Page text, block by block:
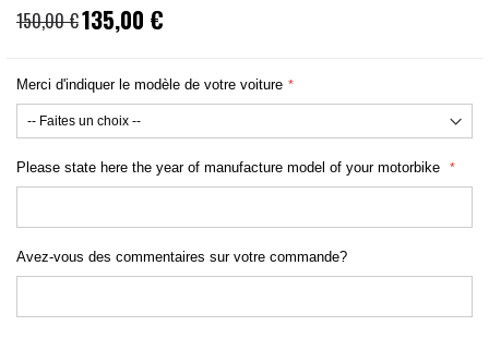
150,00 € Prix
spécial
135,00 €
Merci d'indiquer le modèle de votre voiture
Please state here the year of manufacture model of your motorbike
Avez-vous des commentaires sur votre commande?